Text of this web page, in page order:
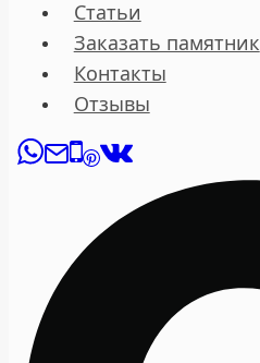
Статьи
Заказать памятник
Контакты
Отзывы